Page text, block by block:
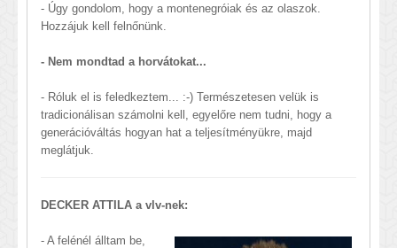
- Úgy gondolom, hogy a montenegróiak és az olaszok.
Hozzájuk kell felnőnünk.
- Nem mondtad a horvátokat...
- Róluk el is feledkeztem... :-) Természetesen velük is
tradicionálisan számolni kell, egyelőre nem tudni, hogy a
generációváltás hogyan hat a teljesítményükre, majd
meglátjuk.
DECKER ATTILA a vlv-nek:
- A felénél álltam be,